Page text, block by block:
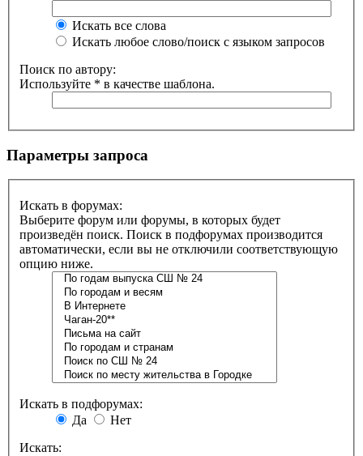
Искать все слова
Искать любое слово/поиск с языком запросов
Поиск по автору:
Используйте * в качестве шаблона.
Параметры запроса
Искать в форумах:
Выберите форум или форумы, в которых будет
произведён поиск. Поиск в подфорумах производится
автоматически, если вы не отключили соответствующую
опцию ниже.
Искать в подфорумах:
Да
Нет
Искать: